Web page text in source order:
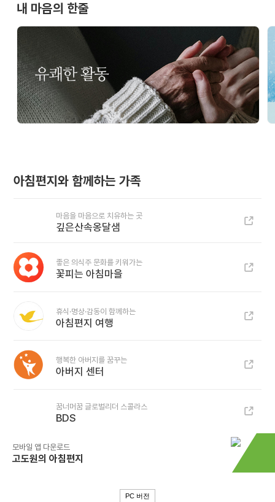
내 마음의 한줄
아침편지와 함께하는 가족
마음을 마음으로 치유하는 곳
깊은산속옹달샘
좋은 의식주 문화를 키워가는
꽃피는 아침마을
휴식·명상·감동이 함께하는
아침편지 여행
행복한 아버지를 꿈꾸는
아버지 센터
꿈너머꿈 글로벌리더 스콜라스
BDS
모바일 앱 다운로드
고도원의 아침편지
PC 버전